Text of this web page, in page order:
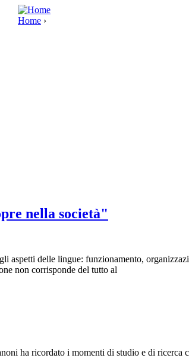
Home ›
nella società"
delle lingue: funzionamento,
non corrisponde del tutto al
ha ricordato i momenti di studio e di ricerca